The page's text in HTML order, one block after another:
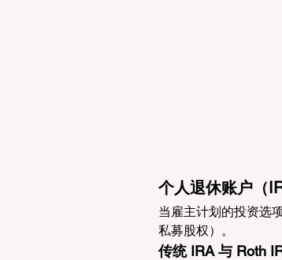
个人退休账户（
当雇主计划的投资选
私募股权）。
传统 IRA 与 Roth